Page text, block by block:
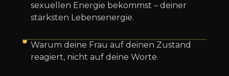
sexuellen Energie bekommst – deiner
stärksten Lebensenergie.
Warum deine Frau auf deinen Zustand
reagiert, nicht auf deine Worte.